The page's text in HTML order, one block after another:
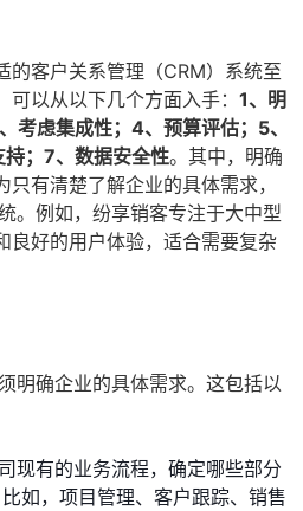
的客户关系管理（CRM）系统至
以从以下几个方面入手： 1、明
考虑集成性；4、预算评估；5、
；7、数据安全性。其中，明确
有清楚了解企业的具体需求，
。例如，纷享销客专注于大中型
良好的用户体验，适合需要复杂
明确企业的具体需求。这包括以
现有的业务流程，确定哪些部分
如，项目管理、客户跟踪、销售